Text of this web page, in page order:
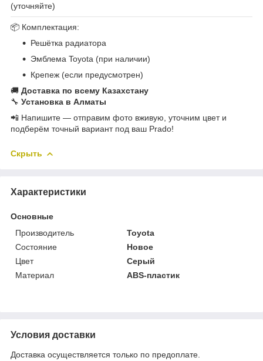
(уточняйте)
📦 Комплектация:
Решётка радиатора
Эмблема Toyota (при наличии)
Крепеж (если предусмотрен)
🚚 Доставка по всему Казахстану
🔧 Установка в Алматы
📲 Напишите — отправим фото вживую, уточним цвет и
подберём точный вариант под ваш Prado!
Скрыть
Характеристики
Основные
Производитель
Toyota
Состояние
Новое
Цвет
Серый
Материал
ABS-пластик
Условия доставки
Доставка осуществляется только по предоплате.